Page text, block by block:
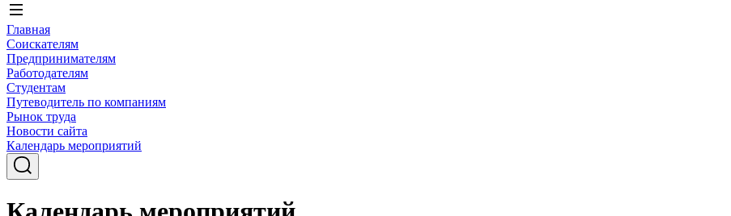
Главная
Соискателям
Предпринимателям
Работодателям
Студентам
Путеводитель по компаниям
Рынок труда
Новости сайта
Календарь мероприятий